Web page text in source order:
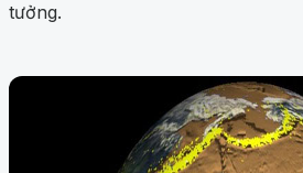
tưởng.